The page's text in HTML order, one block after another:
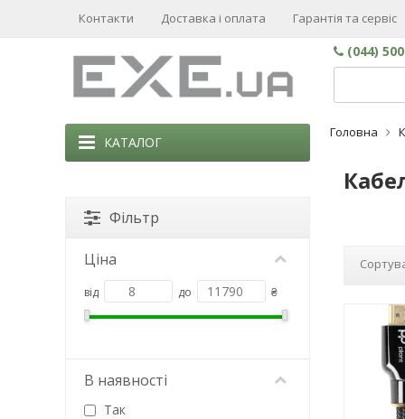
Контакти Доставка і оплата Гарантія та сервіс
(044)
КАТАЛОГ
Головна
Фільтр
Ціна
від до ₴
В наявності
Так